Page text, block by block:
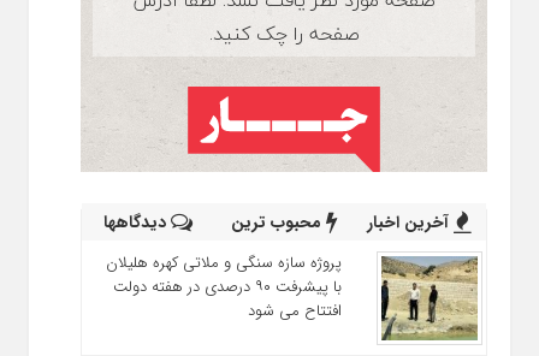
آخرین اخبار محبوب ترین دیدگاهها
پروژه سازه سنگی و ملاتی کهره هلیلان
با پیشرفت ۹۰ درصدی در هفته دولت
افتتاح می شود